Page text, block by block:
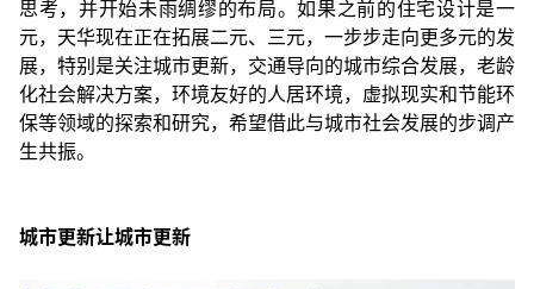
思考，并开始未雨绸缪的布局。如果之前的住宅设计是一
元，天华现在正在拓展二元、三元，一步步走向更多元的发
展，特别是关注城市更新，交通导向的城市综合发展，老龄
化社会解决方案，环境友好的人居环境，虚拟现实和节能环
保等领域的探索和研究，希望借此与城市社会发展的步调产
生共振。
城市更新让城市更新